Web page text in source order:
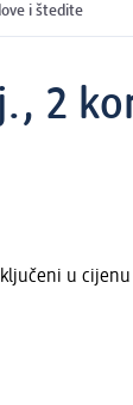
i štedite
2
u